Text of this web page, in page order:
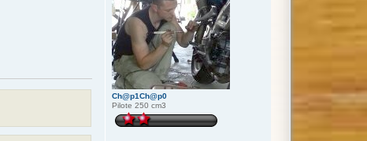
Ch@p1Ch@p0
Pilote 250 cm3